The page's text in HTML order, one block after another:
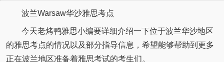
波兰Warsaw华沙雅思考点
今天老烤鸭雅思小编要详细介绍一下位于波兰华沙地区
的雅思考点的情况以及部分指导信息，希望能够帮助到更多
正在波兰地区准备着雅思考试的考生们。